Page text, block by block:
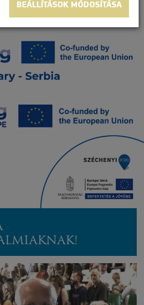
BEÁLLÍTÁSOK MÓDOSÍTÁSA